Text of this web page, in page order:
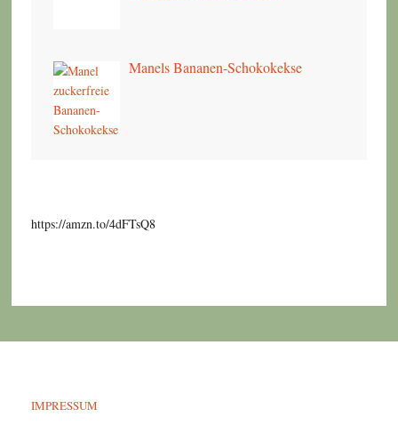
Manels Bananen-Schokokekse
https://amzn.to/4dFTsQ8
IMPRESSUM